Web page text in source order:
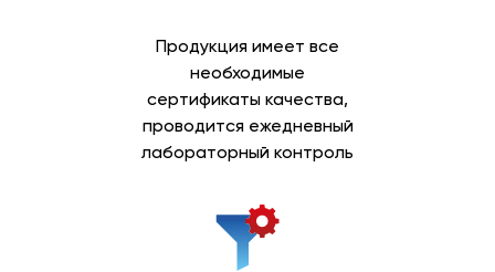
Продукция имеет все
необходимые
сертификаты качества,
проводится ежедневный
лабораторный контроль